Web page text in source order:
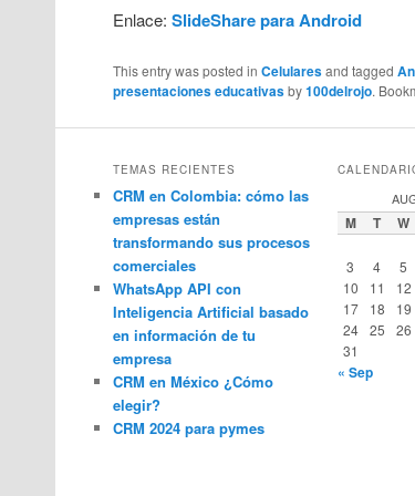
Enlace:SlideShare para Android
This entry was posted inCelularesand tagged
presentaciones educativasby100delrojo.
TEMAS RECIENTES
CRM en Colombia: cómo las
empresas están
transformando sus procesos
comerciales
WhatsApp API con
Inteligencia Artificial basado
en información de tu
empresa
CRM en México ¿Cómo
elegir?
CRM 2024 para pymes
M T W
3
4 5
10
11 12
17
18 19
24
25 26
31
« Sep